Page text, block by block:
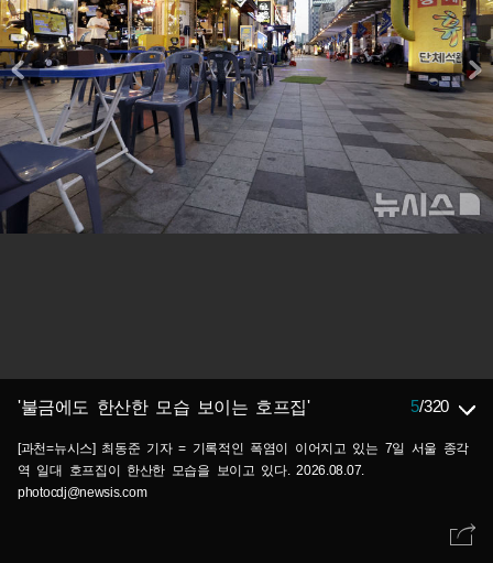
'불금에도 한산한 모습 보이는 호프집' 5/320
[과천=뉴시스] 최동준 기자 = 기록적인 폭염이 이어지고 있는 7일 서울 종각
역 일대 호프집이 한산한 모습을 보이고 있다. 2026.08.07.
photocdj@newsis.com